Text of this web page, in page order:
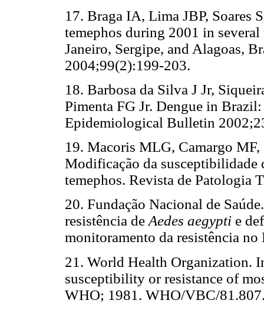
17. Braga IA, Lima JBP, Soares
temephos during 2001 in
Janeiro, Sergipe, and Alagoas,
2004;99(2):199-203.
18. Barbosa da Silva J Jr,
Pimenta FG Jr. Dengue in
Epidemiological Bulletin
19. Macoris MLG, Camargo
Modificação da susceptibilidade
temephos. Revista de Patologia
20. Fundação Nacional de
resistência de Aedes aegypti e
monitoramento da resistência
21. World Health Organization.
susceptibility or resistance of
WHO; 1981. WHO/VBC/